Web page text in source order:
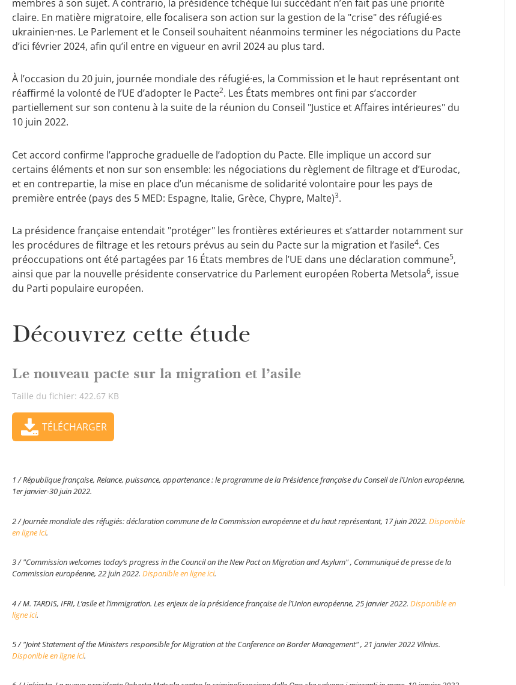
membres à son sujet. A contrario, la présidence tchèque lui succédant n’en fait pas une priorité
claire. En matière migratoire, elle focalisera son action sur la gestion de la "crise" des réfugié·es
ukrainien·nes. Le Parlement et le Conseil souhaitent néanmoins terminer les négociations du Pacte
d’ici février 2024, afin qu’il entre en vigueur en avril 2024 au plus tard.
À l’occasion du 20 juin, journée mondiale des réfugié·es, la Commission et le haut représentant ont
réaffirmé la volonté de l’UE d’adopter le Pacte2. Les États membres ont fini par s’accorder
partiellement sur son contenu à la suite de la réunion du Conseil "Justice et Affaires intérieures" du
10 juin 2022.
Cet accord confirme l’approche graduelle de l’adoption du Pacte. Elle implique un accord sur
certains éléments et non sur son ensemble: les négociations du règlement de filtrage et d’Eurodac,
et en contrepartie, la mise en place d’un mécanisme de solidarité volontaire pour les pays de
première entrée (pays des 5 MED: Espagne, Italie, Grèce, Chypre, Malte)3.
La présidence française entendait "protéger" les frontières extérieures et s’attarder notamment sur
les procédures de filtrage et les retours prévus au sein du Pacte sur la migration et l’asile4. Ces
préoccupations ont été partagées par 16 États membres de l’UE dans une déclaration commune5,
ainsi que par la nouvelle présidente conservatrice du Parlement européen Roberta Metsola6, issue
du Parti populaire européen.
Découvrez cette étude
Le nouveau pacte sur la migration et l’asile
Taille du fichier: 422.67 KB
TÉLÉCHARGER
1 / République française, Relance, puissance, appartenance : le programme de la Présidence française du Conseil de l’Union européenne,
1er janvier-30 juin 2022.
2 / Journée mondiale des réfugiés: déclaration commune de la Commission européenne et du haut représentant, 17 juin 2022. Disponible
en ligne ici.
3 / "Commission welcomes today’s progress in the Council on the New Pact on Migration and Asylum" , Communiqué de presse de la
Commission européenne, 22 juin 2022. Disponible en ligne ici.
4 / M. TARDIS, IFRI, L’asile et l’immigration. Les enjeux de la présidence française de l’Union européenne, 25 janvier 2022. Disponible en
ligne ici.
5 / "Joint Statement of the Ministers responsible for Migration at the Conference on Border Management" , 21 janvier 2022 Vilnius.
Disponible en ligne ici.